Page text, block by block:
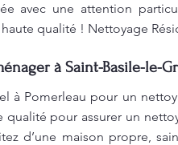
avec une attention
qualité ! Nettoyage
à Saint-Basile-le-
à Pomerleau pour un
pour assurer un
d’une maison propre,